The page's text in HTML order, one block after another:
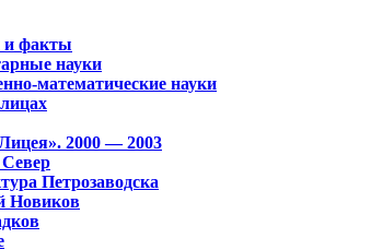
и факты
науки
математические науки
2000 — 2003
Петрозаводска
Новиков